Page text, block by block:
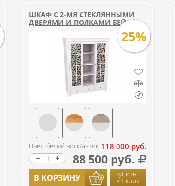
ШКАФ С 2-МЯ СТЕКЛЯННЫМИ
ДВЕРЯМИ И ПОЛКАМИ БЕЙЛИ
25%
Цвет: белый воск/антик 118 000 руб.
88 500 руб.
В КОРЗИНУ купить
в 1 клик